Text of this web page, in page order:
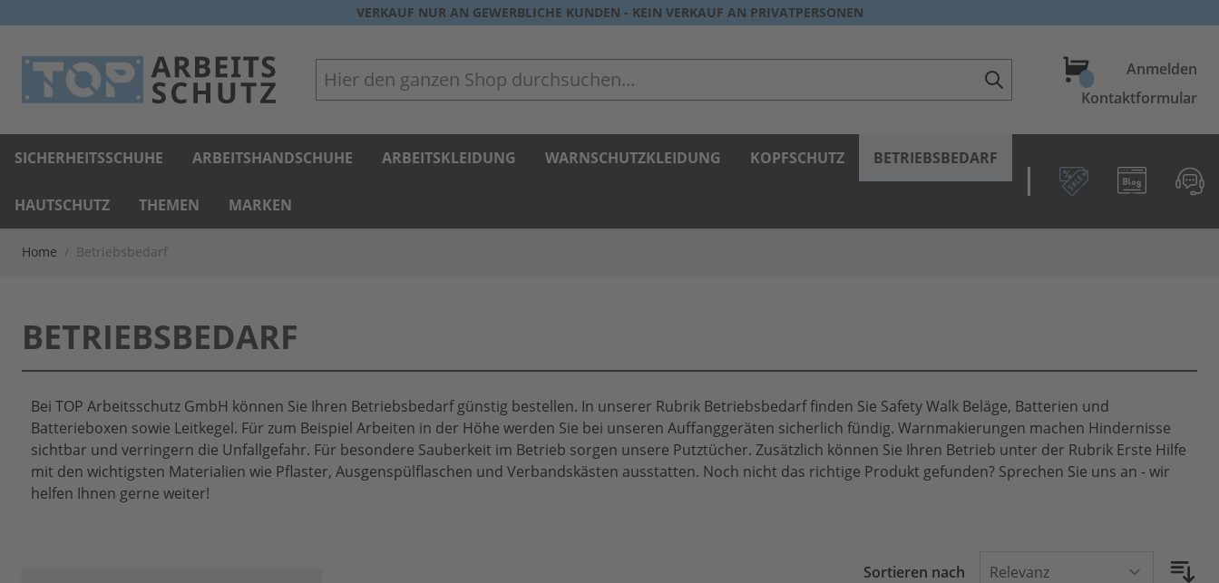
VERKAUF NUR AN GEWERBLICHE KUNDEN - KEIN VERKAUF AN PRIVATPERSONEN
Hier den ganzen Shop durchsuchen... WarenkorbAnmelden
Kontaktformular
SICHERHEITSSCHUHE ARBEITSHANDSCHUHE ARBEITSKLEIDUNG WARNSCHUTZKLEIDUNG KOPFSCHUTZ BETRIEBSBEDARF
HAUTSCHUTZ THEMEN MARKEN
Home / Betriebsbedarf
BETRIEBSBEDARF
Bei TOP Arbeitsschutz GmbH können Sie Ihren Betriebsbedarf günstig bestellen. In unserer Rubrik Betriebsbedarf finden Sie Safety Walk Beläge, Batterien und
Batterieboxen sowie Leitkegel. Für zum Beispiel Arbeiten in der Höhe werden Sie bei unseren Auffanggeräten sicherlich fündig. Warnmakierungen machen Hindernisse
sichtbar und verringern die Unfallgefahr. Für besondere Sauberkeit im Betrieb sorgen unsere Putztücher. Zusätzlich können Sie Ihren Betrieb unter der Rubrik Erste Hilfe
mit den wichtigsten Materialien wie Pflaster, Ausgenspülflaschen und Verbandskästen ausstatten. Noch nicht das richtige Produkt gefunden? Sprechen Sie uns an - wir
helfen Ihnen gerne weiter!
Sortieren nach